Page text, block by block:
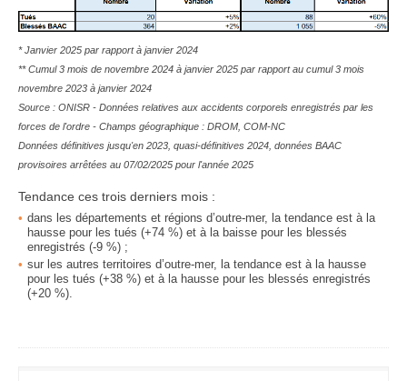
* Janvier 2025 par rapport à janvier 2024
** Cumul 3 mois de novembre 2024 à janvier 2025 par rapport au cumul 3 mois
novembre 2023 à janvier 2024
Source : ONISR - Données relatives aux accidents corporels enregistrés par les
forces de l'ordre - Champs géographique : DROM, COM-NC
Données définitives jusqu'en 2023, quasi-définitives 2024, données BAAC
provisoires arrêtées au 07/02/2025 pour l'année 2025
Tendance ces trois derniers mois :
dans les départements et régions d’outre-mer, la tendance est à la
hausse pour les tués (+74 %) et à la baisse pour les blessés
enregistrés (-9 %) ;
sur les autres territoires d’outre-mer, la tendance est à la hausse
pour les tués (+38 %) et à la hausse pour les blessés enregistrés
(+20 %).